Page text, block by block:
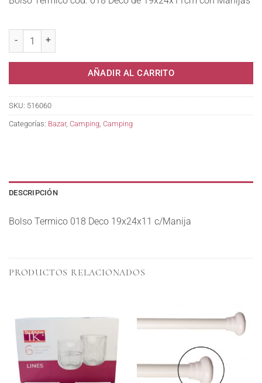
AÑADIR AL CARRITO
SKU: 516060
Categorías: Bazar, Camping Camping
DESCRIPCIÓN
Bolso Termico 018 Deco 19x24x11 c/Manija
PRODUCTOS RELACIONADOS